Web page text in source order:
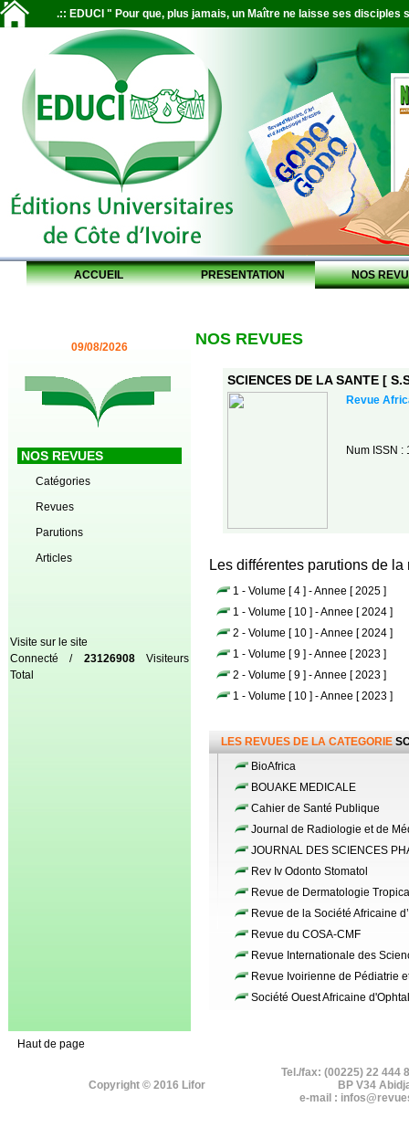
.:: EDUCI " Pour que, plus jamais, un Maître ne laisse ses disciples
ACCUEIL PRESENTATION NOS
09/08/2026
NOS REVUES
Catégories
Revues
Parutions
Articles
Visite sur le site
Connecté / 23126908Visiteurs
Total
NOS REVUES
SCIENCES DE LA SANTE [
Revue
Num ISSN :
Les différentes parutions de
1 - Volume [ 4 ] - Annee [ 2025 ]
1 - Volume [ 10 ] - Annee [ 2024 ]
2 - Volume [ 10 ] - Annee [ 2024 ]
1 - Volume [ 9 ] - Annee [ 2023 ]
2 - Volume [ 9 ] - Annee [ 2023 ]
1 - Volume [ 10 ] - Annee [ 2023 ]
LES REVUES DE LA CATEGORIE
BioAfrica
BOUAKE MEDICALE
Cahier de Santé Publique
Journal de Radiologie et de
JOURNAL DES SCIENCES
Rev Iv Odonto Stomatol
Revue de Dermatologie
Revue de la Société Africaine
Revue du COSA-CMF
Revue Internationale des
Revue Ivoirienne de Pédiatrie
Société Ouest Africaine
Haut de page
Copyright © 2016 Lifor
Tel./fax: (00225) 22 444
BP V34
e-mail :